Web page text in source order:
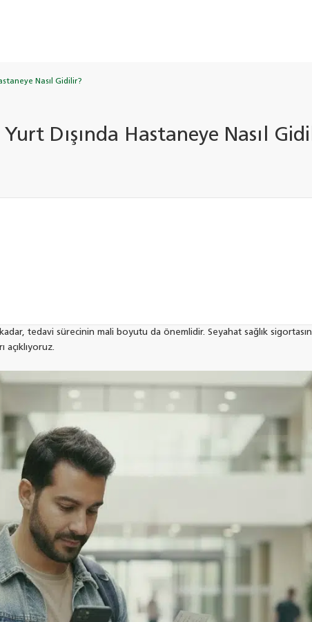
Nasıl Gidilir?
Dışında Hastaneye Nasıl
tedavi sürecinin mali boyutu da önemlidir. Seyahat sağlık
açıklıyoruz.